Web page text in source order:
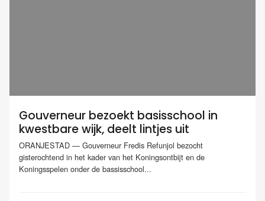
Gouverneur bezoekt basisschool in
kwestbare wijk, deelt lintjes uit
ORANJESTAD — Gouverneur Fredis Refunjol bezocht
gisterochtend in het kader van het Koningsontbijt en de
Koningsspelen onder de bassisschool...